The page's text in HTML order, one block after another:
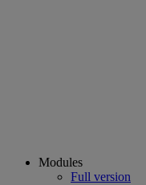
Modules
Full version